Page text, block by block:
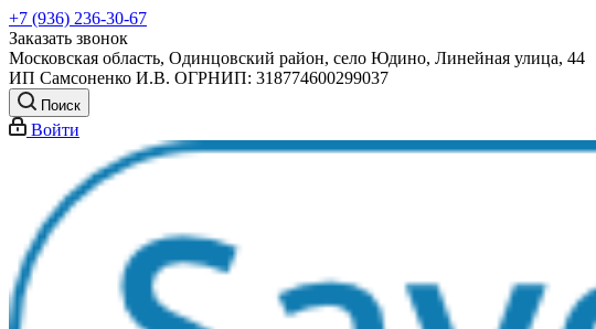
+7 (936) 236-30-67
Заказать звонок
Московская область, Одинцовский район, село Юдино, Линейная улица, 44
ИП Самсоненко И.В. ОГРНИП: 318774600299037
Поиск
Войти